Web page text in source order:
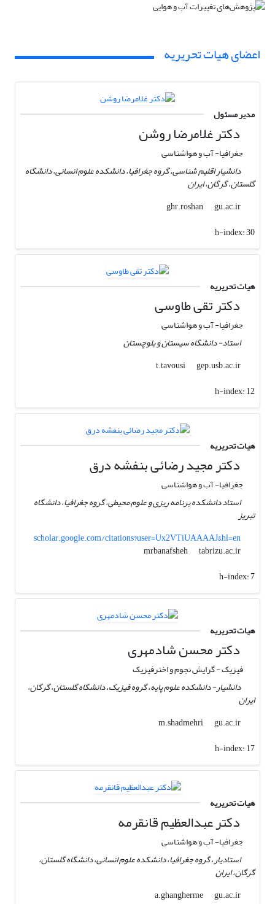
اعضای هیات تحریریه
مدیر مسئول
دکتر غلامرضا روشن
جغرافیا- آب و هواشناسی
دانشیار اقلیم شناسی، گروه جغرافیا، دانشکده علوم انسانی، دانشگاه
گلستان، گرگان، ایران
ghr.roshan
gu.ac.ir
h-index:30
هیات تحریریه
دکتر تقی طاوسی
جغرافیا- آب و هواشناسی
استاد- دانشگاه سیستان و بلوچستان
t.tavousi
gep.usb.ac.ir
h-index:12
هیات تحریریه
دکتر مجید رضائى بنفشه درق
جغرافیا- آب و هواشناسی
استاد دانشکده برنامه ریزی و علوم محیطی، گروه جغرافیا، دانشگاه
تبریز
scholar.google.com/citations?user=Ux2VTiUAAAAJ&hl=en
mrbanafsheh
tabrizu.ac.ir
h-index:7
هیات تحریریه
دکتر محسن شادمهری
فیزیک - گرایش نجوم و اخترفیزیک
دانشیار- دانشکده علوم پایه، گروه فیزیک، دانشگاه گلستان، گرگان،
ایران
m.shadmehri
gu.ac.ir
h-index:17
هیات تحریریه
دکتر عبدالعظیم قانقرمه
جغرافیا- آب و هواشناسی
استادیار، گروه جغرافیا، دانشکده علوم انسانی، دانشگاه گلستان،
گرگان، ایران
a.ghangherme
gu.ac.ir